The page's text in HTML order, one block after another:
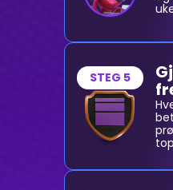
STEG 5